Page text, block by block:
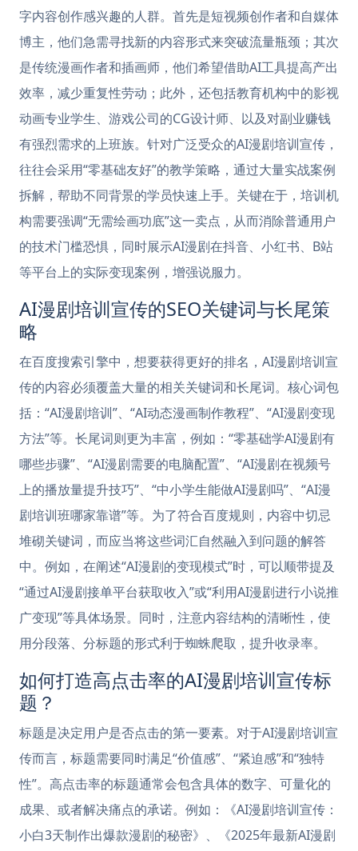
字内容创作感兴趣的人群。首先是短视频创作者和自媒体
博主，他们急需寻找新的内容形式来突破流量瓶颈；其次
是传统漫画作者和插画师，他们希望借助AI工具提高产出
效率，减少重复性劳动；此外，还包括教育机构中的影视
动画专业学生、游戏公司的CG设计师、以及对副业赚钱
有强烈需求的上班族。针对广泛受众的AI漫剧培训宣传，
往往会采用“零基础友好”的教学策略，通过大量实战案例
拆解，帮助不同背景的学员快速上手。关键在于，培训机
构需要强调“无需绘画功底”这一卖点，从而消除普通用户
的技术门槛恐惧，同时展示AI漫剧在抖音、小红书、B站
等平台上的实际变现案例，增强说服力。
AI漫剧培训宣传的SEO关键词与长尾策
略
在百度搜索引擎中，想要获得更好的排名，AI漫剧培训宣
传的内容必须覆盖大量的相关关键词和长尾词。核心词包
括：“AI漫剧培训”、“AI动态漫画制作教程”、“AI漫剧变现
方法”等。长尾词则更为丰富，例如：“零基础学AI漫剧有
哪些步骤”、“AI漫剧需要的电脑配置”、“AI漫剧在视频号
上的播放量提升技巧”、“中小学生能做AI漫剧吗”、“AI漫
剧培训班哪家靠谱”等。为了符合百度规则，内容中切忌
堆砌关键词，而应当将这些词汇自然融入到问题的解答
中。例如，在阐述“AI漫剧的变现模式”时，可以顺带提及
“通过AI漫剧接单平台获取收入”或“利用AI漫剧进行小说推
广变现”等具体场景。同时，注意内容结构的清晰性，使
用分段落、分标题的形式利于蜘蛛爬取，提升收录率。
如何打造高点击率的AI漫剧培训宣传标
题？
标题是决定用户是否点击的第一要素。对于AI漫剧培训宣
传而言，标题需要同时满足“价值感”、“紧迫感”和“独特
性”。高点击率的标题通常会包含具体的数字、可量化的
成果、或者解决痛点的承诺。例如：《AI漫剧培训宣传：
小白3天制作出爆款漫剧的秘密》、《2025年最新AI漫剧